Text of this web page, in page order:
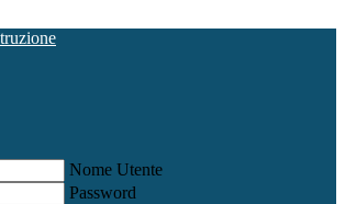
Nome Utente
Password